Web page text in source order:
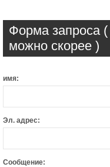
Форма запроса
можно скорее )
имя:
Эл. адрес:
Сообщение: